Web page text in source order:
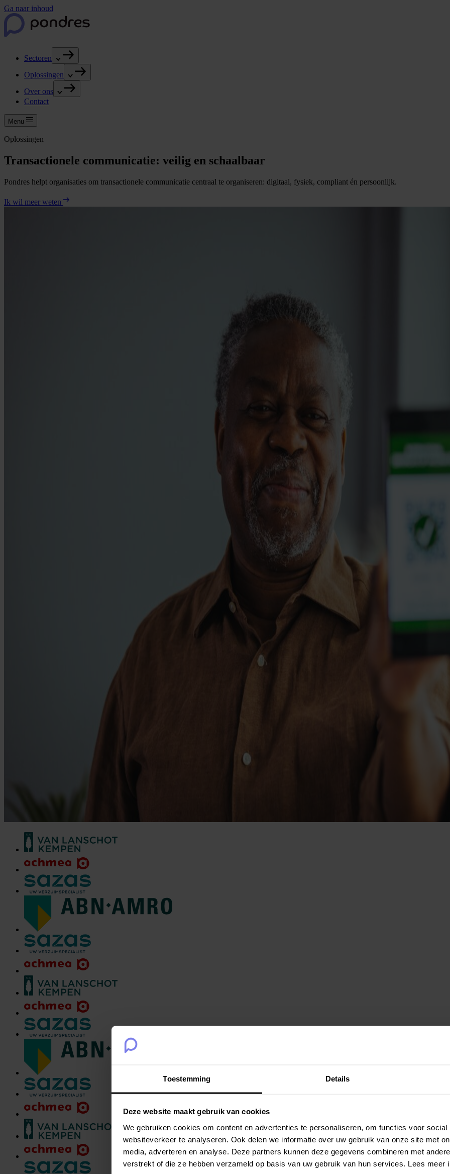
Toestemming Details
Deze website maakt gebruik van cookies
We gebruiken cookies om content en advertenties te personaliseren, om functies voor
websiteverkeer te analyseren. Ook delen we informatie over uw gebruik van onze site met
media, adverteren en analyse. Deze partners kunnen deze gegevens combineren met
verstrekt of die ze hebben verzameld op basis van uw gebruik van hun services. Lees meer
Ga naar inhoud
Sectoren
Oplossingen
Over ons
Contact
Menu
Oplossingen
Transactionele communicatie: veilig en schaalbaar
Pondres helpt organisaties om transactionele communicatie centraal te organiseren: digitaal, fysiek, compliant én persoonlijk.
Ik wil meer weten